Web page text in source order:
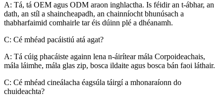
A: Tá, tá OEM agus ODM araon inghlactha. Is féidir an t-ábhar, an
dath, an stíl a shaincheapadh, an chainníocht bhunúsach a
thabharfaimid comhairle tar éis dúinn plé a dhéanamh.
C: Cé mhéad pacáistiú atá agat?
A: Tá cúig phacáiste againn lena n-áirítear mála Corpoideachais,
mála láimhe, mála glas zip, bosca ildaite agus bosca bán faoi láthair.
C: Cé mhéad cineálacha éagsúla táirgí a mhonaraíonn do
chuideachta?